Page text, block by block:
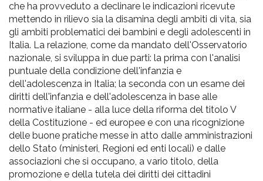
che ha provveduto a declinare le indicazioni ricevute
mettendo in rilievo sia la disamina degli ambiti di vita, sia
gli ambiti problematici dei bambini e degli adolescenti in
Italia. La relazione, come da mandato dell'Osservatorio
nazionale, si sviluppa in due parti: la prima con l'analisi
puntuale della condizione dell'infanzia e
dell'adolescenza in Italia; la seconda con un esame dei
diritti dell'infanzia e dell'adolescenza in base alle
normative italiane - alla luce della riforma del titolo V
della Costituzione - ed europee e con una ricognizione
delle buone pratiche messe in atto dalle amministrazioni
dello Stato (ministeri, Regioni ed enti locali) e dalle
associazioni che si occupano, a vario titolo, della
promozione e della tutela dei diritti dei cittadini